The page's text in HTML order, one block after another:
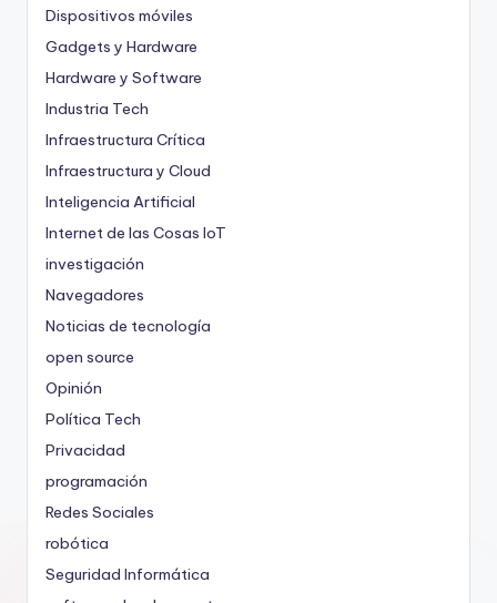
Dispositivos móviles
Gadgets y Hardware
Hardware y Software
Industria Tech
Infraestructura Crítica
Infraestructura y Cloud
Inteligencia Artificial
Internet de las Cosas IoT
investigación
Navegadores
Noticias de tecnología
open source
Opinión
Política Tech
Privacidad
programación
Redes Sociales
robótica
Seguridad Informática